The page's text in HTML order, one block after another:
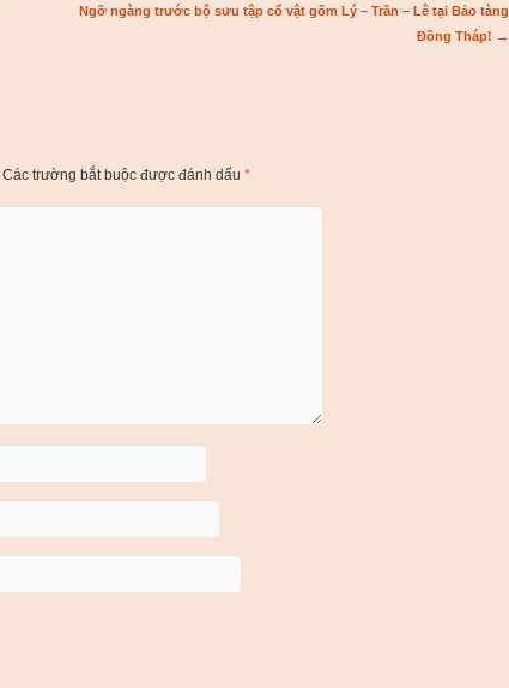
Ngỡ ngàng trước bộ sưu tập cổ vật gốm Lý – Trần – Lê tại Bảo tàng
Đồng Tháp! →
Các trường bắt buộc được đánh dấu *